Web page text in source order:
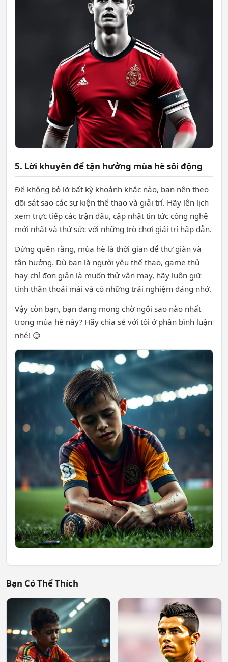
5. Lời khuyên để tận hưởng mùa hè sôi động
Để không bỏ lỡ bất kỳ khoảnh khắc nào, bạn nên theo
dõi sát sao các sự kiện thể thao và giải trí. Hãy lên lịch
xem trực tiếp các trận đấu, cập nhật tin tức công nghệ
mới nhất và thử sức với những trò chơi giải trí hấp dẫn.
Đừng quên rằng, mùa hè là thời gian để thư giãn và
tận hưởng. Dù bạn là người yêu thể thao, game thủ
hay chỉ đơn giản là muốn thử vận may, hãy luôn giữ
tinh thần thoải mái và có những trải nghiệm đáng nhớ.
Vậy còn bạn, bạn đang mong chờ ngôi sao nào nhất
trong mùa hè này? Hãy chia sẻ với tôi ở phần bình luận
nhé! 😊
Bạn Có Thể Thích